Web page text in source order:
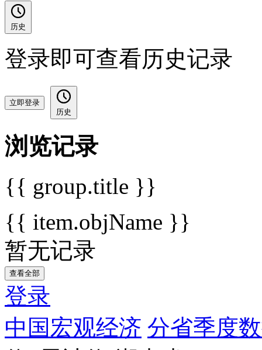
历史
登录即可查看历史记录
立即登录
历史
浏览记录
{{ group.title }}
{{ item.objName }}
暂无记录
查看全部
登录
中国宏观经济 分省季度